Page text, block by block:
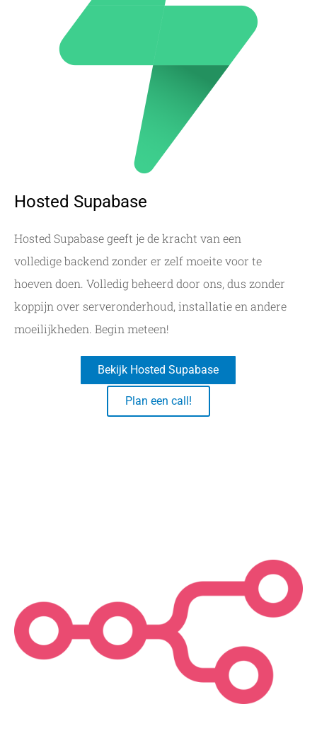
Hosted Supabase
Hosted Supabase geeft je de kracht van een
volledige backend zonder er zelf moeite voor te
hoeven doen. Volledig beheerd door ons, dus zonder
koppijn over serveronderhoud, installatie en andere
moeilijkheden. Begin meteen!
Bekijk Hosted Supabase
Plan een call!